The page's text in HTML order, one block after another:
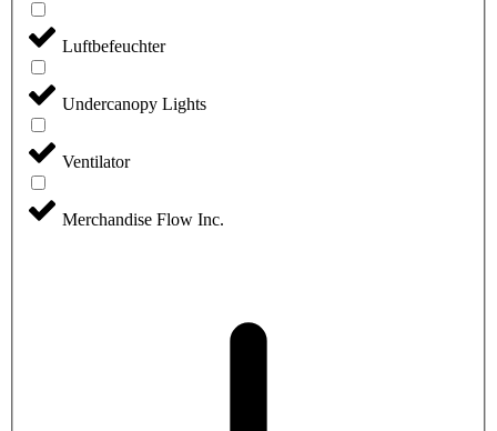
Luftbefeuchter
Undercanopy Lights
Ventilator
Merchandise Flow Inc.